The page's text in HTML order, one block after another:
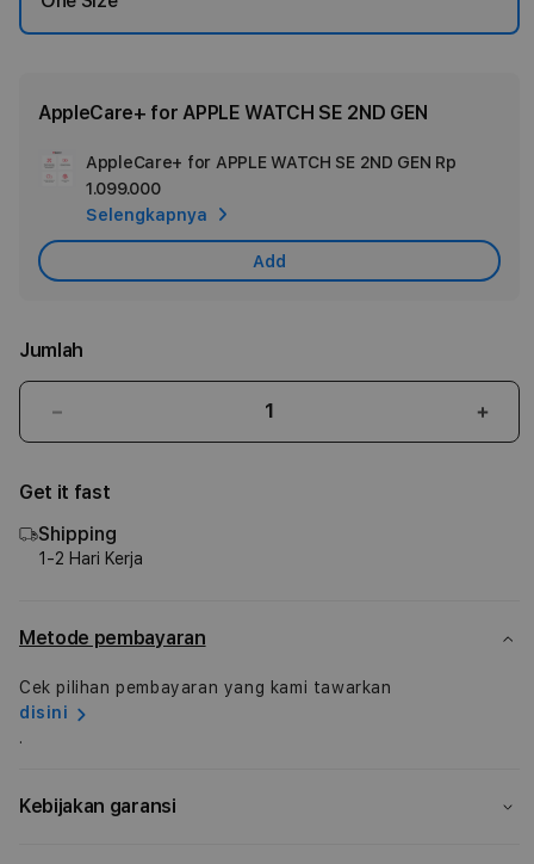
AppleCare+ for APPLE WATCH SE 2ND GEN
AppleCare+ for APPLE WATCH SE 2ND GEN Rp
1.099.000
Selengkapnya
Add
Jumlah
Kurangi
jumlah
Apple
Watch
SE
GPS
Aluminium
with
Starlight
Get it fast
Shipping
1-2 Hari Kerja
Metode pembayaran
Cek pilihan pembayaran yang kami tawarkan
disini
.
Kebijakan garansi